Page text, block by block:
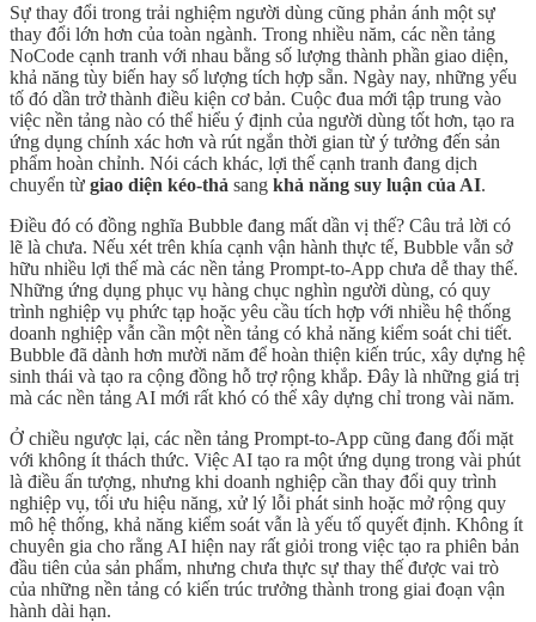
Sự thay đổi trong trải nghiệm người dùng cũng phản ánh một sự
thay đổi lớn hơn của toàn ngành. Trong nhiều năm, các nền tảng
NoCode cạnh tranh với nhau bằng số lượng thành phần giao diện,
khả năng tùy biến hay số lượng tích hợp sẵn. Ngày nay, những yếu
tố đó dần trở thành điều kiện cơ bản. Cuộc đua mới tập trung vào
việc nền tảng nào có thể hiểu ý định của người dùng tốt hơn, tạo ra
ứng dụng chính xác hơn và rút ngắn thời gian từ ý tưởng đến sản
phẩm hoàn chỉnh. Nói cách khác, lợi thế cạnh tranh đang dịch
chuyển từ giao diện kéo-thả sang khả năng suy luận của AI.
Điều đó có đồng nghĩa Bubble đang mất dần vị thế? Câu trả lời có
lẽ là chưa. Nếu xét trên khía cạnh vận hành thực tế, Bubble vẫn sở
hữu nhiều lợi thế mà các nền tảng Prompt-to-App chưa dễ thay thế.
Những ứng dụng phục vụ hàng chục nghìn người dùng, có quy
trình nghiệp vụ phức tạp hoặc yêu cầu tích hợp với nhiều hệ thống
doanh nghiệp vẫn cần một nền tảng có khả năng kiểm soát chi tiết.
Bubble đã dành hơn mười năm để hoàn thiện kiến trúc, xây dựng hệ
sinh thái và tạo ra cộng đồng hỗ trợ rộng khắp. Đây là những giá trị
mà các nền tảng AI mới rất khó có thể xây dựng chỉ trong vài năm.
Ở chiều ngược lại, các nền tảng Prompt-to-App cũng đang đối mặt
với không ít thách thức. Việc AI tạo ra một ứng dụng trong vài phút
là điều ấn tượng, nhưng khi doanh nghiệp cần thay đổi quy trình
nghiệp vụ, tối ưu hiệu năng, xử lý lỗi phát sinh hoặc mở rộng quy
mô hệ thống, khả năng kiểm soát vẫn là yếu tố quyết định. Không ít
chuyên gia cho rằng AI hiện nay rất giỏi trong việc tạo ra phiên bản
đầu tiên của sản phẩm, nhưng chưa thực sự thay thế được vai trò
của những nền tảng có kiến trúc trưởng thành trong giai đoạn vận
hành dài hạn.